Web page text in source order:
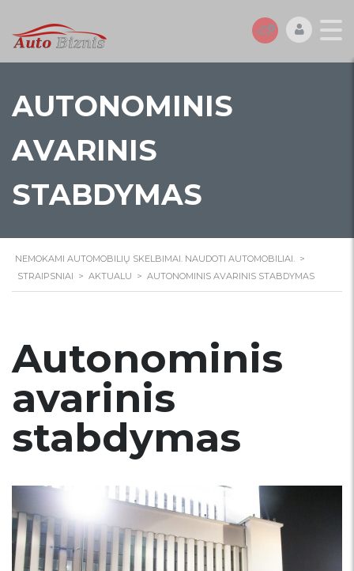
AUTONOMINIS
AVARINIS
STABDYMAS
NEMOKAMI AUTOMOBILIŲ SKELBIMAI. NAUDOTI AUTOMOBILIAI. >
STRAIPSNIAI > AKTUALU > AUTONOMINIS AVARINIS STABDYMAS
Autonominis
avarinis
stabdymas